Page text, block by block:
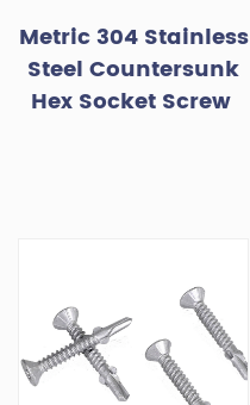
Metric 304 Stainless
Steel Countersunk
Hex Socket Screw